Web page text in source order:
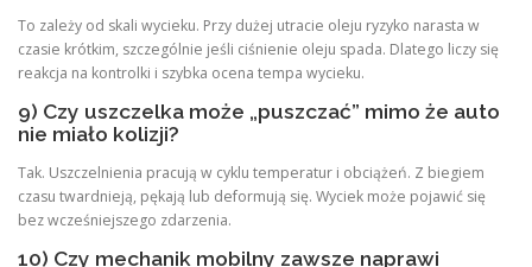
To zależy od skali wycieku. Przy dużej utracie oleju ryzyko narasta w
czasie krótkim, szczególnie jeśli ciśnienie oleju spada. Dlatego liczy się
reakcja na kontrolki i szybka ocena tempa wycieku.
9) Czy uszczelka może „puszczać” mimo że auto
nie miało kolizji?
Tak. Uszczelnienia pracują w cyklu temperatur i obciążeń. Z biegiem
czasu twardnieją, pękają lub deformują się. Wyciek może pojawić się
bez wcześniejszego zdarzenia.
10) Czy mechanik mobilny zawsze naprawi